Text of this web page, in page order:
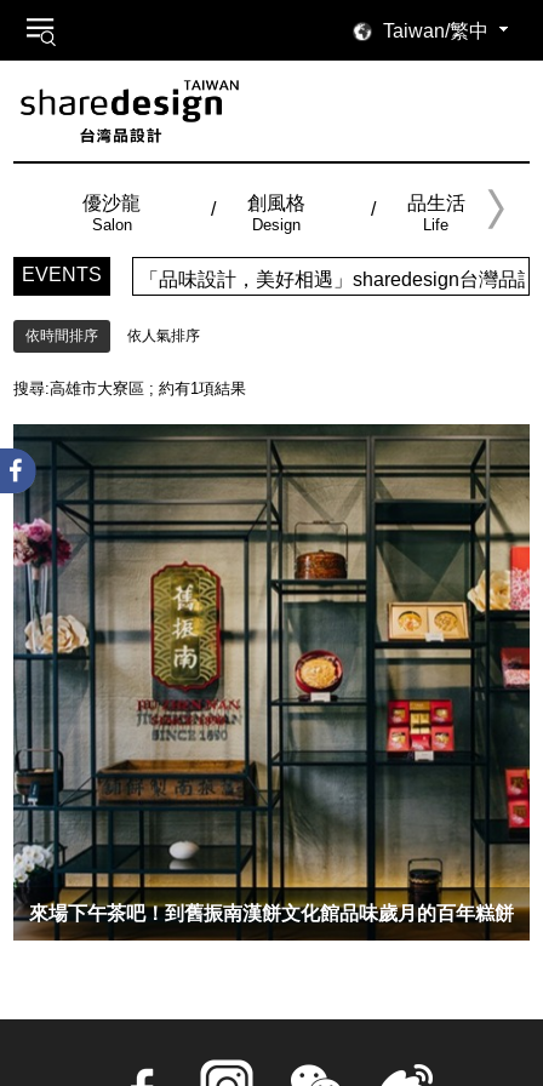
Taiwan/繁中
優沙龍
Salon
創風格
Design
品生活
Life
EVENTS 「品味設計，美好相遇」sharedesign台灣品
依時間排序 依人氣排序
搜尋:高雄市大寮區 ; 約有1項結果
來場下午茶吧！到舊振南漢餅文化館品味歲月的百年糕餅